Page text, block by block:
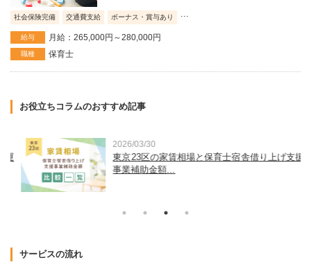
社会保険完備 交通費支給 ボーナス・賞与あり
給与 月給：265,000円～280,000円
職種 保育士
お役立ちコラムのおすすめ記事
2026/03/30
東京23区の家賃相場と保育士宿舎借り上げ支援
事業補助金額...
サービスの流れ